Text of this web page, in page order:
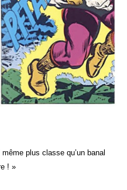
plus classe qu’un banal
! »